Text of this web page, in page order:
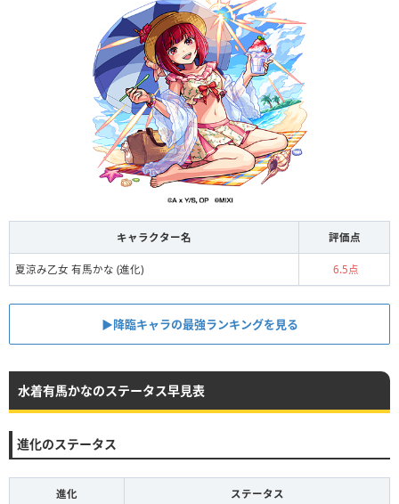
キャラクター名 評価点
夏涼み乙女 有馬かな (進化) 6.5点
▶︎︎降臨キャラの最強ランキングを見る
水着有馬かなのステータス早見表
進化のステータス
進化 ステータス